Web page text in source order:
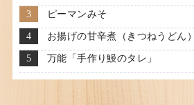
ピーマンみそ
お揚げの甘辛煮（きつねうどん）
万能「手作り鰻のタレ」